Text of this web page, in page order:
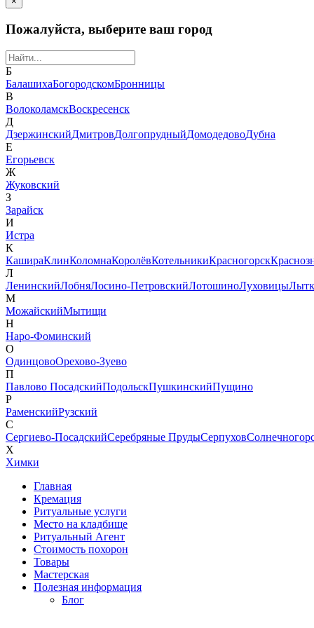
Пожалуйста, выберите ваш город
Б
БалашихаБогородскомБронницы
В
ВолоколамскВоскресенск
Д
ДзержинскийДмитровДолгопрудныйДомодедовоДубна
Е
Егорьевск
Ж
Жуковский
З
Зарайск
И
Истра
К
КашираКлинКоломнаКоролёвКотельникиКрасногорск
Л
ЛенинскийЛобняЛосино-ПетровскийЛотошиноЛуховицы
М
МожайскийМытищи
Н
Наро-Фоминский
О
ОдинцовоОрехово-Зуево
П
Павлово ПосадскийПодольскПушкинскийПущино
Р
РаменскийРузский
С
Сергиево-ПосадскийСеребряные ПрудыСерпухов
Х
Химки
Главная
Кремация
Ритуальные услуги
Место на кладбище
Ритуальный Агент
Стоимость похорон
Товары
Мастерская
Полезная информация
Блог